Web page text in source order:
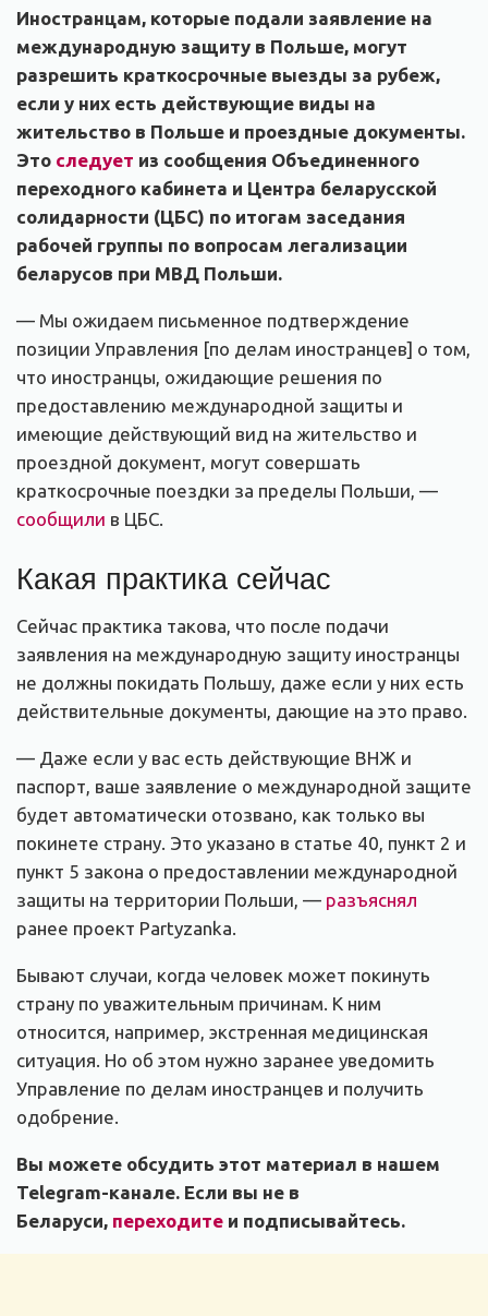
Иностранцам, которые подали заявление на
международную защиту в Польше, могут
разрешить краткосрочные выезды за рубеж,
если у них есть действующие виды на
жительство в Польше и проездные документы.
Это следует из сообщения Объединенного
переходного кабинета и Центра беларусской
солидарности (ЦБС) по итогам заседания
рабочей группы по вопросам легализации
беларусов при МВД Польши.
— Мы ожидаем письменное подтверждение
позиции Управления [по делам иностранцев] о том,
что иностранцы, ожидающие решения по
предоставлению международной защиты и
имеющие действующий вид на жительство и
проездной документ, могут совершать
краткосрочные поездки за пределы Польши, —
сообщили в ЦБС.
Какая практика сейчас
Сейчас практика такова, что после подачи
заявления на международную защиту иностранцы
не должны покидать Польшу, даже если у них есть
действительные документы, дающие на это право.
— Даже если у вас есть действующие ВНЖ и
паспорт, ваше заявление о международной защите
будет автоматически отозвано, как только вы
покинете страну. Это указано в статье 40, пункт 2 и
пункт 5 закона о предоставлении международной
защиты на территории Польши, — разъяснял
ранее проект Partyzanka.
Бывают случаи, когда человек может покинуть
страну по уважительным причинам. К ним
относится, например, экстренная медицинская
ситуация. Но об этом нужно заранее уведомить
Управление по делам иностранцев и получить
одобрение.
Вы можете обсудить этот материал в нашем
Telegram-канале. Если вы не в
Беларуси, переходите и подписывайтесь.